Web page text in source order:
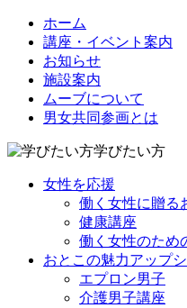
ホーム
講座・イベント案内
お知らせ
施設案内
ムーブについて
男女共同参画とは
学びたい方
女性を応援
働く女性に贈る
健康講座
働く女性のため
おとこの魅力アップ
エプロン男子
介護男子講座